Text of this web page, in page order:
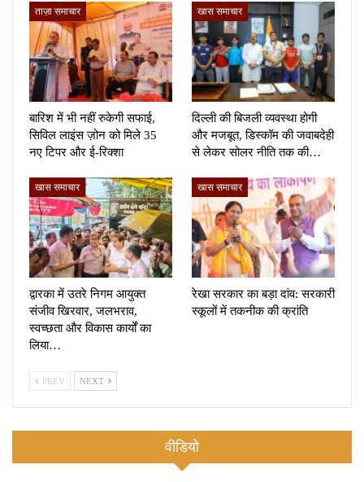
ताज़ा समाचार
बारिश में भी नहीं रुकेगी सफाई,
सिविल लाइंस ज़ोन को मिले 35
नए टिपर और ई-रिक्शा
खास समाचार
दिल्ली की बिजली व्यवस्था होगी
और मजबूत, डिस्कॉम की जवाबदेही
से लेकर सोलर नीति तक की…
खास समाचार
द्वारका में उतरे निगम आयुक्त
संजीव खिरवार, जलभराव,
स्वच्छता और विकास कार्यों का
लिया…
खास समाचार
रेखा सरकार का बड़ा दांव: सरकारी
स्कूलों में तकनीक की क्रांति
PREV NEXT
वीडियो